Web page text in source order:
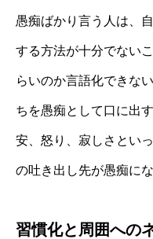
愚痴ばかり言う人は、
する方法が十分でない
らいのか言語化できな
ちを愚痴として口に出
安、怒り、寂しさとい
の吐き出し先が愚痴にな
習慣化と周囲への